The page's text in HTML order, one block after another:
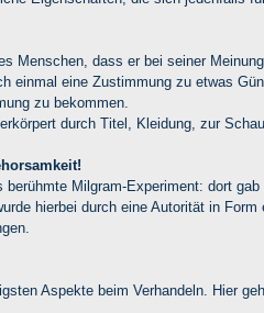
Menschen, dass er bei seiner
einmal eine Zustimmung zu etwas
zu bekommen.
durch Titel, Kleidung, zur
berühmte Milgram-Experiment: dort
hierbei durch eine Autorität in
Aspekte beim Verhandeln. Hier